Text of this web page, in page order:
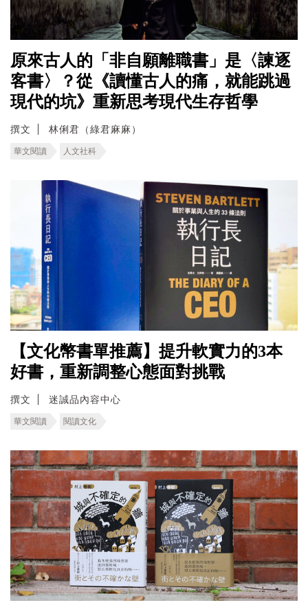
原來古人的「非自願離職書」是〈諫逐
客書〉？從《讀懂古人的痛，就能跳過
現代的坑》重新思考現代生存哲學
撰文 林俐君（綠君麻麻）
華文閱讀 人文社科
【文化幣書單推薦】提升軟實力的3本
好書，重新調整心態面對挑戰
撰文 迷誠品內容中心
華文閱讀 閱讀文化